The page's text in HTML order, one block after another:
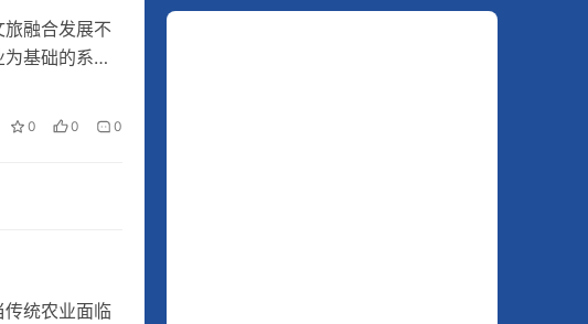
融合发展不
基础的系统
0 0 0
统农业面临